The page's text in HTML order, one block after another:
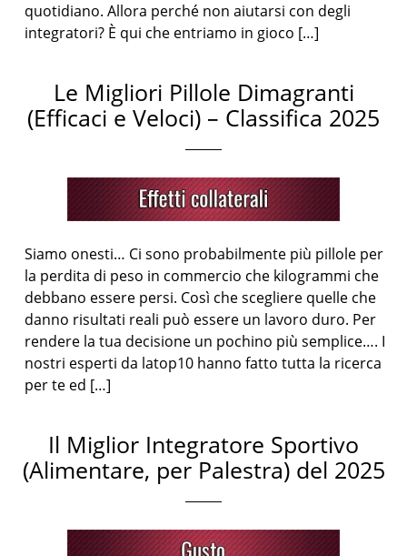
quotidiano. Allora perché non aiutarsi con degli
integratori? È qui che entriamo in gioco […]
Le Migliori Pillole Dimagranti
(Efficaci e Veloci) – Classifica 2025
Siamo onesti… Ci sono probabilmente più pillole per
la perdita di peso in commercio che kilogrammi che
debbano essere persi. Così che scegliere quelle che
danno risultati reali può essere un lavoro duro. Per
rendere la tua decisione un pochino più semplice…. I
nostri esperti da latop10 hanno fatto tutta la ricerca
per te ed […]
Il Miglior Integratore Sportivo
(Alimentare, per Palestra) del 2025